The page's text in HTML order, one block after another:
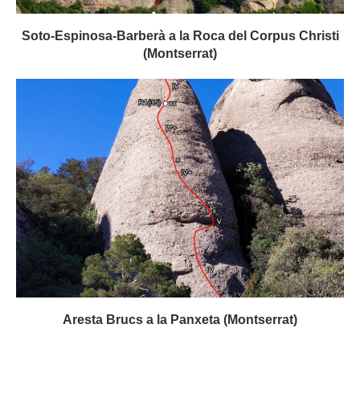
Soto-Espinosa-Barberà a la Roca del Corpus Christi
(Montserrat)
Aresta Brucs a la Panxeta (Montserrat)